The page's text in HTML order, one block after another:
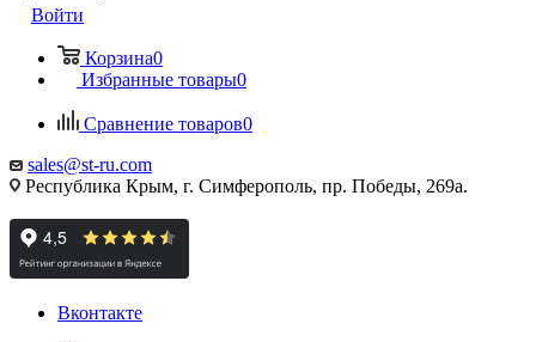
Войти
Корзина0
Избранные товары0
Сравнение товаров0
sales@st-ru.com
Республика Крым, г. Симферополь, пр. Победы, 269а.
Вконтакте